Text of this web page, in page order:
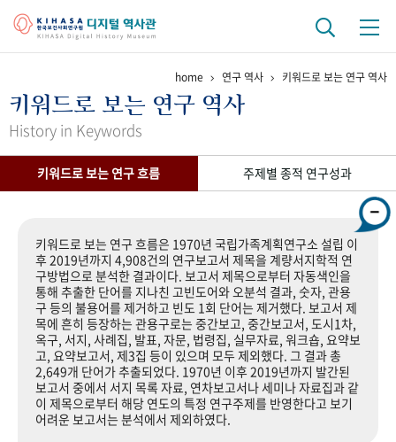
걸어온 길 기관 변천사 역대 기관장
연구 역사
기록물 아카이브
사진 아카이브 문서 기록물 행정박물 영상 기록물
+1주년 기념
성과 50선 숫자로 보는 50년 50+1주년 광장
세계와 함께 한 KIHASA
home 연구 역사 키워드로 보는 연구 역사
키워드로 보는 연구 역사
History in Keywords
키워드로 보는 연구 흐름 주제별 종적 연구성과
키워드로 보는 연구 흐름은 1970년 국립가족계획연구소 설립 이
후 2019년까지 4,908건의 연구보고서 제목을 계량서지학적 연
구방법으로 분석한 결과이다. 보고서 제목으로부터 자동색인을
통해 추출한 단어를 지나친 고빈도어와 오분석 결과, 숫자, 관용
구 등의 불용어를 제거하고 빈도 1회 단어는 제거했다. 보고서 제
목에 흔히 등장하는 관용구로는 중간보고, 중간보고서, 도시1차,
옥구, 서지, 사례집, 발표, 자문, 법령집, 실무자료, 워크숍, 요약보
고, 요약보고서, 제3집 등이 있으며 모두 제외했다. 그 결과 총
2,649개 단어가 추출되었다. 1970년 이후 2019년까지 발간된
보고서 중에서 서지 목록 자료, 연차보고서나 세미나 자료집과 같
이 제목으로부터 해당 연도의 특정 연구주제를 반영한다고 보기
어려운 보고서는 분석에서 제외하였다.